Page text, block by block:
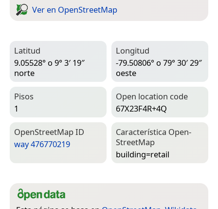
Ver en Open­Street­Map
Latitud
9.05528° o 9° 3′ 19″
norte
Longitud
-79.50806° o 79° 30′ 29″
oeste
Pisos
1
Open location code
67X23F4R+4Q
Open­Street­Map ID
way 476770219
Característica Open­
Street­Map
building=­retail